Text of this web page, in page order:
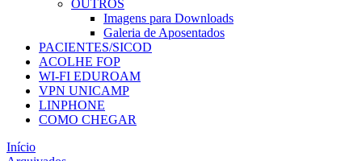
OUTROS
Imagens para Downloads
Galeria de Aposentados
PACIENTES/SICOD
ACOLHE FOP
WI-FI EDUROAM
VPN UNICAMP
LINPHONE
COMO CHEGAR
Início